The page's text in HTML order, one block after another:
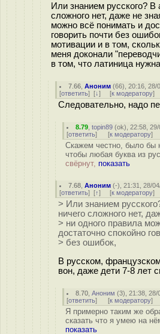
Или знанием русского? В
сложного нет, даже не
можно всё понимать и
говорить почти без
мотивации и в том,
меня доконали
в том, что латиница
7.66 ,Аноним (66), 20:16, 28/
[ответить] [↓] [к модератору]
Следовательно, надо
8.79 ,topin89 (ok), 22:58,
[ответить] [к модератору]
Скажем честно, было бы
чтобы любая буква из
свёрнут, показать
7.68 ,Аноним (-), 21:31, 28/
[ответить] [↑] [к модератору]
> Или знанием
ничего сложного нет,
> ни одного правила
достаточно спокойно
> без ошибок,
В русском,
вон, даже дети 7-8 лет
8.70 ,Аноним (3), 21:38, 28/
[ответить] [к модератору]
Я примерно таким же
сказать что я умею на
показать